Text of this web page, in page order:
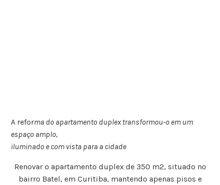
A reforma do apartamento duplex transformou-o em um
espaço amplo,
iluminado e com vista para a cidade
Renovar o apartamento duplex de 350 m2, situado no
bairro Batel, em Curitiba, mantendo apenas pisos e